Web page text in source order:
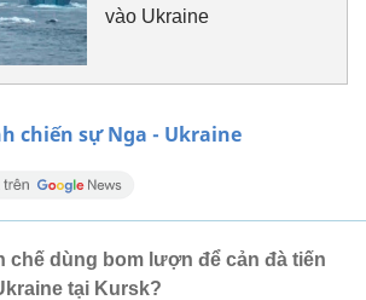
chiến sự Nga - Ukraine
vào Ukraine
chế dùng bom lượn để cản đà tiến
tại Kursk?